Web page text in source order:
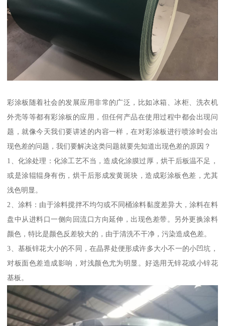
彩涂板随着社会的发展应用非常的广泛，比如冰箱、冰柜、洗衣机
外壳等等都有彩涂板的应用，但任何产品在使用过程中都会出现问
题，就像今天我们要讲述的内容一样，在对彩涂板进行喷涂时会出
现色差的问题，我们要解决这类问题就要先知道出现色差的原因？
1、化涂处理：化涂工艺不当，造成化涂膜过厚，烘干后板温不足，
或是涂辊辊身有伤，烘干后形成发黄斑块，造成彩涂板色差，尤其
浅色明显。
2、涂料：由于涂料搅拌不均匀或不同桶涂料黏度差异大，涂料在料
盘中从进料口一侧向回流口方向延伸，出现色差带。另外更换涂料
颜色，特比是颜色反差较大的，由于清洗不干净，污染造成色差。
3、基板锌花大小的不同，在晶界处便形成许多大小不一的小凹坑，
对板面色差造成影响，对浅颜色尤为明显。好选用无锌花或小锌花
基板。